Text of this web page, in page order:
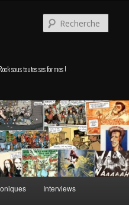
sous toutes ses formes !
Interviews